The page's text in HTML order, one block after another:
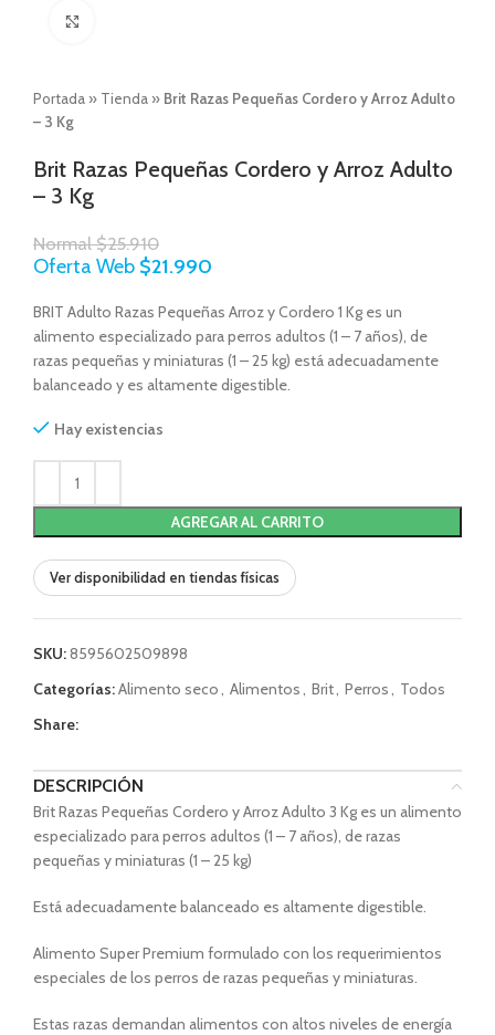
Portada » Tienda » Brit Razas Pequeñas Cordero y Arroz Adulto
– 3 Kg
Brit Razas Pequeñas Cordero y Arroz Adulto
– 3 Kg
Normal$25.910
Oferta Web $21.990
BRIT Adulto Razas Pequeñas Arroz y Cordero 1 Kg es un
alimento especializado para perros adultos (1 – 7 años), de
razas pequeñas y miniaturas (1 – 25 kg) está adecuadamente
balanceado y es altamente digestible.
Hay existencias
AGREGAR AL CARRITO
Ver disponibilidad en tiendas físicas
SKU:8595602509898
Categorías:Alimento seco, Alimentos, Brit, Perros, Todos
Share:
DESCRIPCIÓN
Brit Razas Pequeñas Cordero y Arroz Adulto 3 Kg es un alimento
especializado para perros adultos (1 – 7 años), de razas
pequeñas y miniaturas (1 – 25 kg)
Está adecuadamente balanceado es altamente digestible.
Alimento Super Premium formulado con los requerimientos
especiales de los perros de razas pequeñas y miniaturas.
Estas razas demandan alimentos con altos niveles de energía